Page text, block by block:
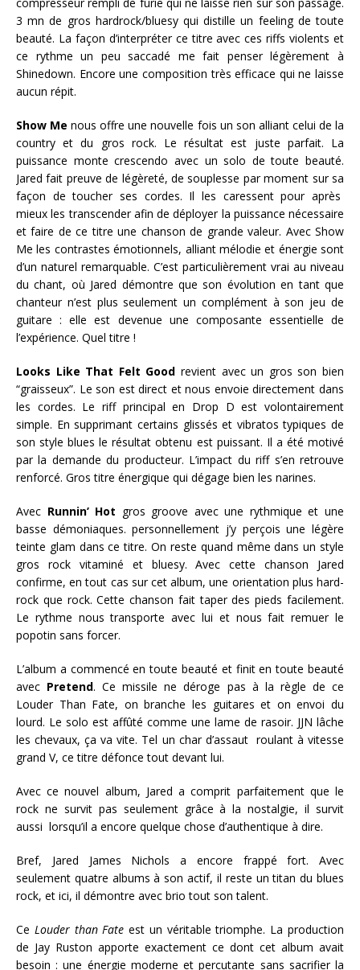
3 mn de gros hardrock/bluesy qui distille un feeling de toute
beauté. La façon d’interpréter ce titre avec ces riffs violents et
ce rythme un peu saccadé me fait penser légèrement à
Shinedown. Encore une composition très efficace qui ne laisse
aucun répit.
Show Me nous offre une nouvelle fois un son alliant celui de la
country et du gros rock. Le résultat est juste parfait. La
puissance monte crescendo avec un solo de toute beauté.
Jared fait preuve de légèreté, de souplesse par moment sur sa
façon de toucher ses cordes. Il les caressent pour après
mieux les transcender afin de déployer la puissance nécessaire
et faire de ce titre une chanson de grande valeur. Avec Show
Me les contrastes émotionnels, alliant mélodie et énergie sont
d’un naturel remarquable. C’est particulièrement vrai au niveau
du chant, où Jared démontre que son évolution en tant que
chanteur n’est plus seulement un complément à son jeu de
guitare : elle est devenue une composante essentielle de
l’expérience. Quel titre !
Looks Like That Felt Good revient avec un gros son bien
“graisseux”. Le son est direct et nous envoie directement dans
les cordes. Le riff principal en Drop D est volontairement
simple. En supprimant certains glissés et vibratos typiques de
son style blues le résultat obtenu est puissant. Il a été motivé
par la demande du producteur. L’impact du riff s’en retrouve
renforcé. Gros titre énergique qui dégage bien les narines.
Avec Runnin’ Hot gros groove avec une rythmique et une
basse démoniaques. personnellement j’y perçois une légère
teinte glam dans ce titre. On reste quand même dans un style
gros rock vitaminé et bluesy. Avec cette chanson Jared
confirme, en tout cas sur cet album, une orientation plus hard-
rock que rock. Cette chanson fait taper des pieds facilement.
Le rythme nous transporte avec lui et nous fait remuer le
popotin sans forcer.
L’album a commencé en toute beauté et finit en toute beauté
avec Pretend. Ce missile ne déroge pas à la règle de ce
Louder Than Fate, on branche les guitares et on envoi du
lourd. Le solo est affûté comme une lame de rasoir. JJN lâche
les chevaux, ça va vite. Tel un char d’assaut roulant à vitesse
grand V, ce titre défonce tout devant lui.
Avec ce nouvel album, Jared a comprit parfaitement que le
rock ne survit pas seulement grâce à la nostalgie, il survit
aussi lorsqu’il a encore quelque chose d’authentique à dire.
Bref, Jared James Nichols a encore frappé fort. Avec
seulement quatre albums à son actif, il reste un titan du blues
rock, et ici, il démontre avec brio tout son talent.
Ce Louder than Fate est un véritable triomphe. La production
de Jay Ruston apporte exactement ce dont cet album avait
besoin : une énergie moderne et percutante sans sacrifier la